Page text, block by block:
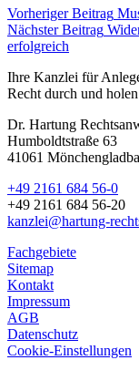
Vorheriger Beitrag
Nächster Beitrag
erfolgreich
Ihre Kanzlei für
Recht durch und
Dr. Hartung
Humboldtstraße 63
41061
+49 2161 684 56-0
+49 2161 684 56-20
kanzlei@hartung-
Fachgebiete
Sitemap
Kontakt
Impressum
AGB
Datenschutz
Cookie-Einstellungen